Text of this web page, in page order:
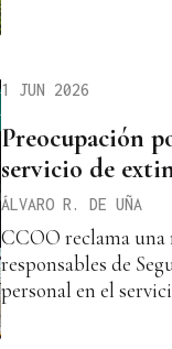
1 JUN 2026
Preocupación
servicio de
ÁLVARO R. DE UÑA
CCOO reclama
responsables de
personal en el